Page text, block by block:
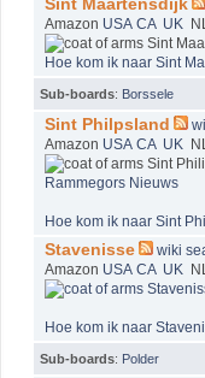
Sint Maartensdijk
Amazon USA CA UK NL
Hoe kom ik naar Sint
Sub-boards: Borssele
Sint Philpsland
Amazon USA CA UK NL
Rammegors Nieuws
Hoe kom ik naar Sint
Stavenisse wiki
Amazon USA CA UK NL
Hoe kom ik naar
Sub-boards: Polder